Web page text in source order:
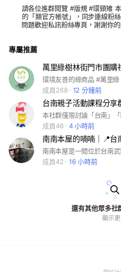
請各位進群閱覽 #版規 #環頸雉
的「類官方帳號」，同步連線粉
問題歡迎私訊粉絲專頁，謝謝
專屬推薦
萬里綠樹林街門市團購
環境友善的綠商品 #萬里
成員268
12 分鐘前
台南親子活動課程分享
成員46
4 小時前
南南本屋的喃喃｜📍台
成員42
16 小時前
還有其他眾多社
顯示